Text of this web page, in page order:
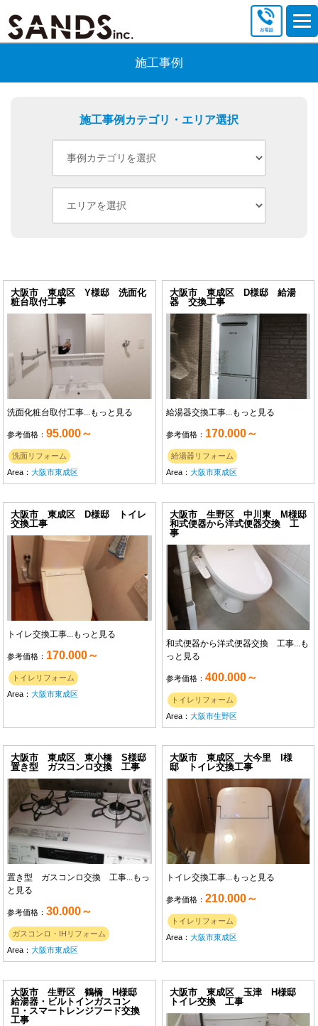
施工事例
施工事例カテゴリ・エリア選択
大阪市 東成区 Y様邸 洗面化
粧台取付工事
洗面化粧台取付工事...もっと見る
参考価格：95.000～
洗面リフォーム
Area：大阪市東成区
大阪市 東成区 D様邸 給湯
器 交換工事
給湯器交換工事...もっと見る
参考価格： 170.000～
給湯器リフォーム
Area：大阪市東成区
大阪市 東成区 D様邸 トイレ
交換工事
トイレ交換工事...もっと見る
参考価格： 170.000～
トイレリフォーム
Area：大阪市東成区
大阪市 生野区 中川東 M様邸
和式便器から洋式便器交換 工
事
和式便器から洋式便器交換 工事...も
っと見る
参考価格：400.000～
トイレリフォーム
Area：大阪市生野区
大阪市 東成区 東小橋 S様邸
置き型 ガスコンロ交換 工事
置き型 ガスコンロ交換 工事...もっ
と見る
参考価格：30.000～
ガスコンロ・IHリフォーム
Area：大阪市東成区
大阪市 東成区 大今里 I様
邸 トイレ交換工事
トイレ交換工事...もっと見る
参考価格：210.000～
トイレリフォーム
Area：大阪市東成区
大阪市 生野区 鶴橋 H様邸
給湯器・ビルトインガスコン
ロ・スマートレンジフード交換
工事
大阪市 東成区 玉津 H様邸
トイレ交換 工事